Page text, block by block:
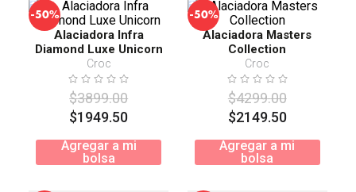
-50%
Alaciadora Infra
Diamond Luxe Unicorn
Croc
$3899.00
$1949.50
Agregar a mi
bolsa
-50%
Alaciadora Masters
Collection
Croc
$4299.00
$2149.50
Agregar a mi
bolsa